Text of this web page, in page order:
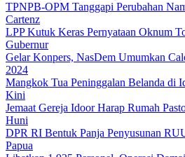
TPNPB-OPM Tanggapi Perubahan
Cartenz
LPP Kutuk Keras Pernyataan Oknum
Gubernur
Gelar Konpers, NasDem Umumkan
2024
Mangkok Tua Peninggalan Belanda di
Kini
Jemaat Gereja Idoor Harap Rumah
Huni
DPR RI Bentuk Panja Penyusunan
Papua